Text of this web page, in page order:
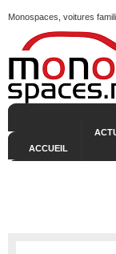
Monospaces, voitures
ACCUEIL